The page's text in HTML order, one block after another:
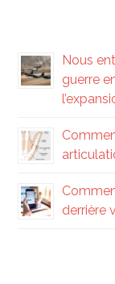
Nous
guerre
derrière